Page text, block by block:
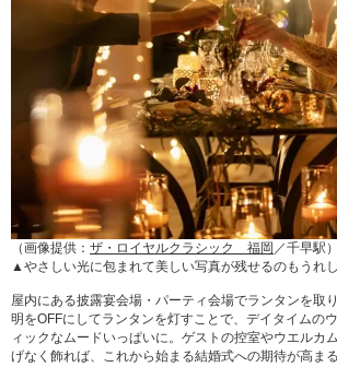
（画像提供： ザ・ロイヤルクラシック 福岡 ／千早駅）
▲やさしい光に包まれて美しい写真が残せるのもうれ
屋内にある披露宴会場・パーティ会場でランタンを取
明をOFFにしてランタンを灯すことで、デイタイムの
ィックなムードいっぱいに。ゲストの控室やウエルカ
げなく飾れば、これから始まる結婚式への期待が高ま